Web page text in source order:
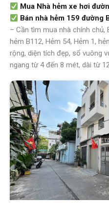
Mua Nhà hẻm xe hơi
Bán nhà hẻm 159 đường
– Cần tìm mua nhà chính chủ,
hẻm B112, Hẻm 54, Hẻm 1,
rộng, diện tích đẹp, sổ vuông
ngang từ 4 đến 8 mét, dài từ